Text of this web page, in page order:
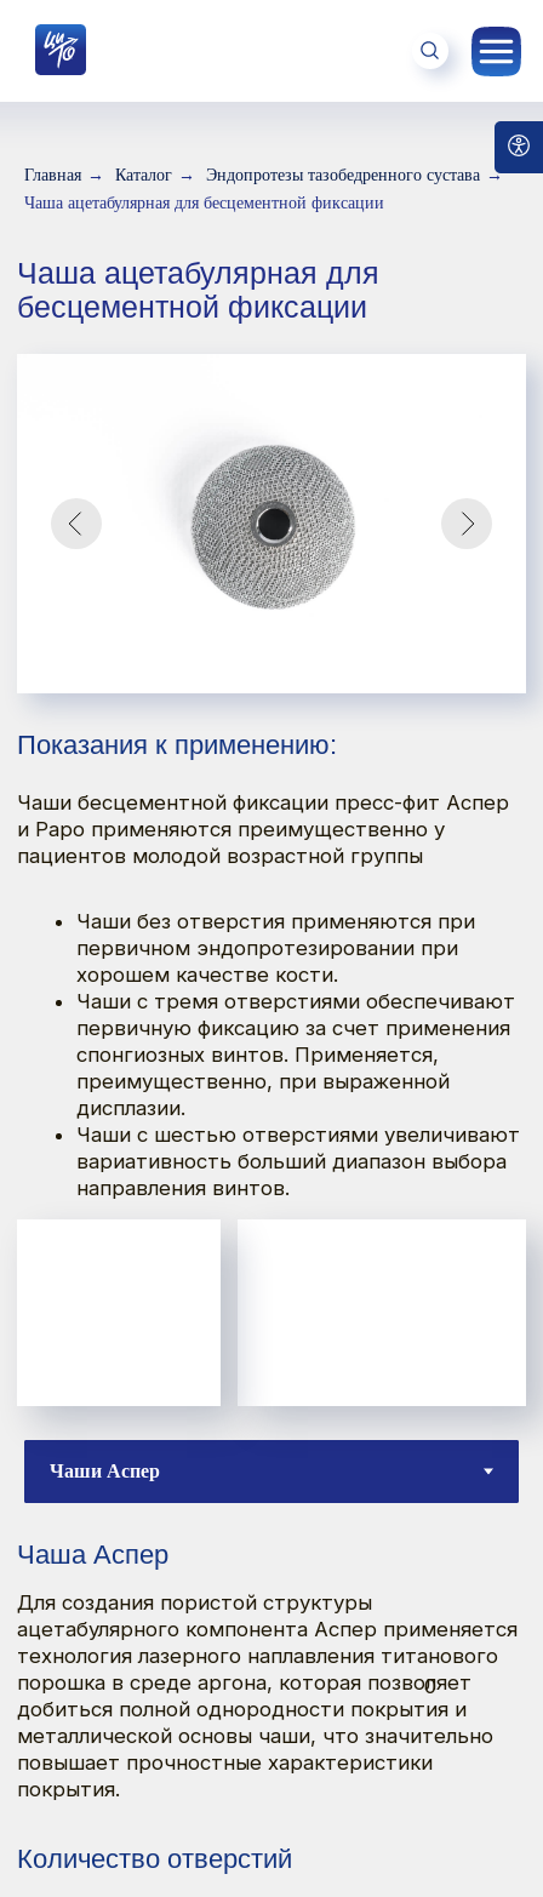
Главная → Каталог → Эндопротезы тазобедренного сустава →
Чаша ацетабулярная для бесцементной фиксации
Чаша ацетабулярная для
бесцементной фиксации
Показания к применению:
хорошем качестве кости.
спонгиозных винтов. Применяется,
Чаши с шестью отверстиями увеличивают
вариативность больший диапазон выбора
Чаши бесцементной фиксации пресс-фит Аспер
и Раро применяются преимущественно у
пациентов молодой возрастной группы
Чаша Аспер
Для создания пористой структуры
ацетабулярного компонента Аспер применяется
технология лазерного наплавления титанового
порошка в среде аргона, которая позволяет
Типоразмерный ряд